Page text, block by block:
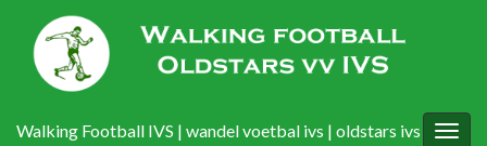
Walking Football IVS | wandel voetbal ivs | oldstars ivs